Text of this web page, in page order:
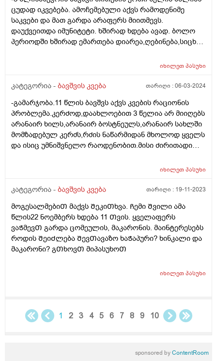
ემთხვევა.
ცუდად იკვებება. ამოჩემებული აქვს რამოდენიმე
საკვები და მათ გარდა არაფერს მიითმევს.
დაუქვეითდა იმუნიტეტი. ხშირად ხდება ავად. ბოლო
პერიოდში ხშირად ემართება დიარეა,ღებინება,სიცხე.
დასუსტებულია. გავუკეთე პარაზიტებზე კვლევა,არ
საქმე?
იხილეთპასუხი
კატეგორია - ბავშვის კვება თარიღი :06-03-2024
-გამარჯობა.11 წლის ბავშვს აქვს კვების რაციონის
პრობლემა.კერძოდ,დაახლოებით 3 წელია არ მიიღებს
არანაირ ხილს,არანაირ ბოსტნეულს,არანაირ სახლში
მომზადებულ კერძს,რძის ნაწარმიდან მხოლოდ ყველს
და ისიც უმნიშვნელო რაოდენობით.მისი ძირითადი
წელია,ფაქტიურად ჯანსაღს აღარაფერს
და წინააღმდეგობას აზრი არ აქვს.თვითონაც
განიცდის რომ ვუხსნი რა საფრთხისშემცველია
მსგავსი კვება,მაგრამ არ შეუძლია ჭამოს სხვა
რამ.მირჩიეთ როგორ მოვიქცე.კვების ფსიქოლოგი ამ
კუთხით თუ მუშაობს რომ ჩავრთო?
იხილეთპასუხი
კატეგორია - ბავშვის კვება თარიღი : 19-11-2023
მოგესალმებიᲗ მაქვს ᲨეკიᲗხვა. Ჩემი Შვილი ამა
წლის22 ნოემბერს ხდება 11 Თვის. ყველაფერს
ვაᲭმევᲗ გარდა ცომეულის, მაკარონის. მაინტერესებს
როდის ᲨეიᲫლება ᲨევᲗავაზო ხაᲭაპური? ხინკალი და
მაკარონი? გᲗხოვᲗ მიპასუხოᲗ
იხილეთპასუხი
1 2 3 4 5 6 7 8 9 10
sponsored byContentRoom